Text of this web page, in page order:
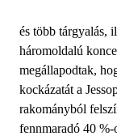
és több tárgyalás,
háromoldalú
megállapodtak,
kockázatát a
rakományból
fennmaradó 40